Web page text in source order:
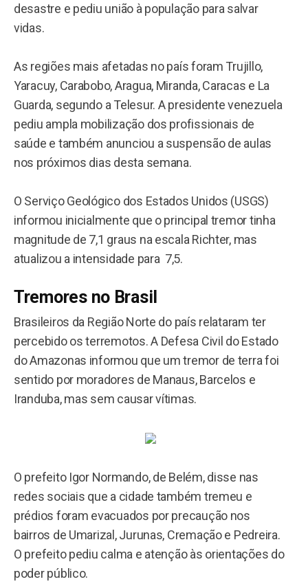
desastre e pediu união à população para salvar
vidas.
As regiões mais afetadas no país foram Trujillo,
Yaracuy, Carabobo, Aragua, Miranda, Caracas e La
Guarda, segundo a Telesur. A presidente venezuela
pediu ampla mobilização dos profissionais de
saúde e também anunciou a suspensão de aulas
nos próximos dias desta semana.
O Serviço Geológico dos Estados Unidos (USGS)
informou inicialmente que o principal tremor tinha
magnitude de 7,1 graus na escala Richter, mas
atualizou a intensidade para 7,5.
Tremores no Brasil
Brasileiros da Região Norte do país relataram ter
percebido os terremotos. A Defesa Civil do Estado
do Amazonas informou que um tremor de terra foi
sentido por moradores de Manaus, Barcelos e
Iranduba, mas sem causar vítimas.
O prefeito Igor Normando, de Belém, disse nas
redes sociais que a cidade também tremeu e
prédios foram evacuados por precaução nos
bairros de Umarizal, Jurunas, Cremação e Pedreira.
O prefeito pediu calma e atenção às orientações do
poder público.